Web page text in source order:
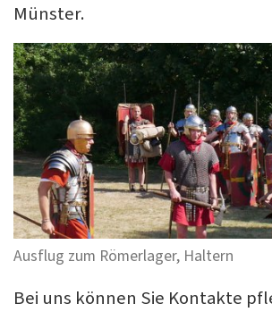
Münster.
Ausflug zum Römerlager, Haltern
Bei uns können Sie Kontakte